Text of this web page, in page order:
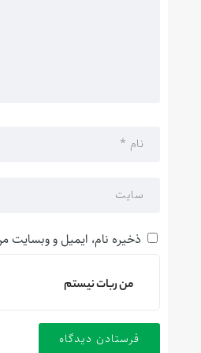
ذخیره نام، ایمیل و وبسایت
من ربات نیستم